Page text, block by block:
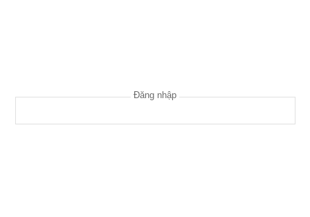
Đăng nhập